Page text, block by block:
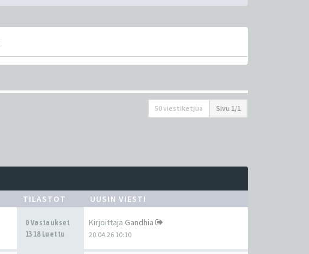
50 viestiketjua Sivu 1 /1
TILASTOT UUSIN VIESTI
0 Vastaukset
1318 Luettu
Kirjoittaja Gandhia
20.04.26 10:10